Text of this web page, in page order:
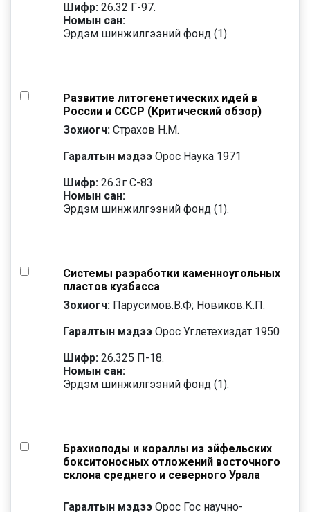
Шифр: 26.32 Г-97.
Номын сан:
Эрдэм шинжилгээний фонд (1).
Развитие литогенетических идей в
России и СССР (Критический обзор)
Зохиогч: Страхов Н.М.
Гаралтын мэдээ Орос Наука 1971
Шифр: 26.3г С-83.
Номын сан:
Эрдэм шинжилгээний фонд (1).
Системы разработки каменноугольных
пластов кузбасса
Зохиогч: Парусимов.В.Ф; Новиков.К.П.
Гаралтын мэдээ Орос Углетехиздат 1950
Шифр: 26.325 П-18.
Номын сан:
Эрдэм шинжилгээний фонд (1).
Брахиоподы и кораллы из эйфельских
бокситоносных отложений восточного
склона среднего и северного Урала
Гаралтын мэдээ Орос Гос научно-